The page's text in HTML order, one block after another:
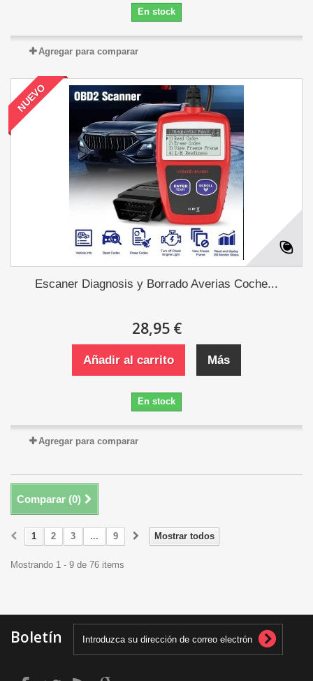
En stock
Agregar para comparar
NUEVO
Escaner Diagnosis y Borrado Averias Coche...
28,95 €
Añadir al carrito Más
En stock
Agregar para comparar
Comparar (0)
Mostrar todos
1 2 3 ... 9
Mostrando 1 - 9 de 76 items
Boletín